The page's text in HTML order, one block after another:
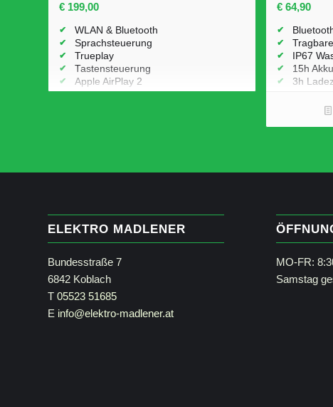
€ 199,00
WLAN & Bluetooth
Sprachsteuerung
Trueplay
Tastensteuerung
Apple AirPlay 2
Sturzfest & wasserdicht (IP67)
€64,90
IP67
15h
3h
Maße B
ELEKTRO MADLENER
Bundesstraße 7
6842 Koblach
T 05523 51685
E info@elektro-madlener.at
MO-FR:
Samstag